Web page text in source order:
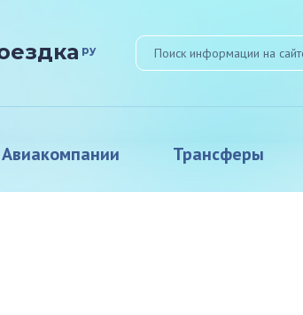
ру
Авиакомпании Трансферы